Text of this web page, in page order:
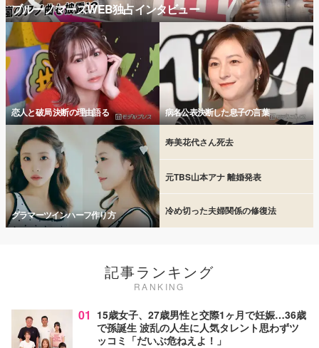
ブルーノマーズWEB独占インタビュー
恋人と破局 決断の理由語る 病名公表決断した息子の言葉
グラマーツインハーフ作り方
寿美花代さん死去
元TBS山本アナ 離婚発表
冷め切った夫婦関係の修復法
記事ランキング
RANKING
01 15歳女子、27歳男性と交際1ヶ月で妊娠…36歳
で孫誕生 波乱の人生に人気タレント思わずツ
ッコミ「だいぶ危ねえよ！」